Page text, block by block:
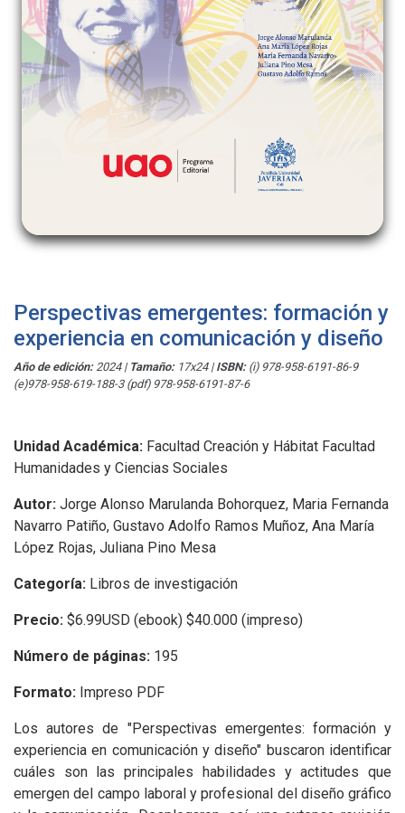
Perspectivas emergentes: formación y
experiencia en comunicación y diseño
Año de edición: 2024 | Tamaño: 17x24 |ISBN: (i) 978-958-6191-86-9
(e)978-958-619-188-3 (pdf) 978-958-6191-87-6
Unidad Académica: Facultad Creación y Hábitat Facultad
Humanidades y Ciencias Sociales
Autor: Jorge Alonso Marulanda Bohorquez, Maria Fernanda
Navarro Patiño, Gustavo Adolfo Ramos Muñoz, Ana María
López Rojas, Juliana Pino Mesa
Categoría: Libros de investigación
Precio: $6.99USD (ebook) $40.000 (impreso)
Número de páginas: 195
Formato: Impreso PDF
Los autores de "Perspectivas emergentes: formación y
experiencia en comunicación y diseño" buscaron identificar
cuáles son las principales habilidades y actitudes que
emergen del campo laboral y profesional del diseño gráfico